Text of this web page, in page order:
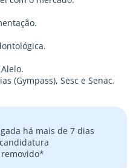
(Gympass), Sesc e Senac.
há mais de 7 dias